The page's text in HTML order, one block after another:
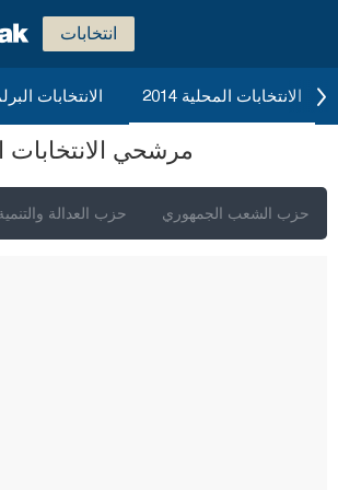
انتخابات
الانتخابات الانتخابات المحلية 2014
مرشحي الانتخابات
حزب العدالة حزب الشعب الجمهوري